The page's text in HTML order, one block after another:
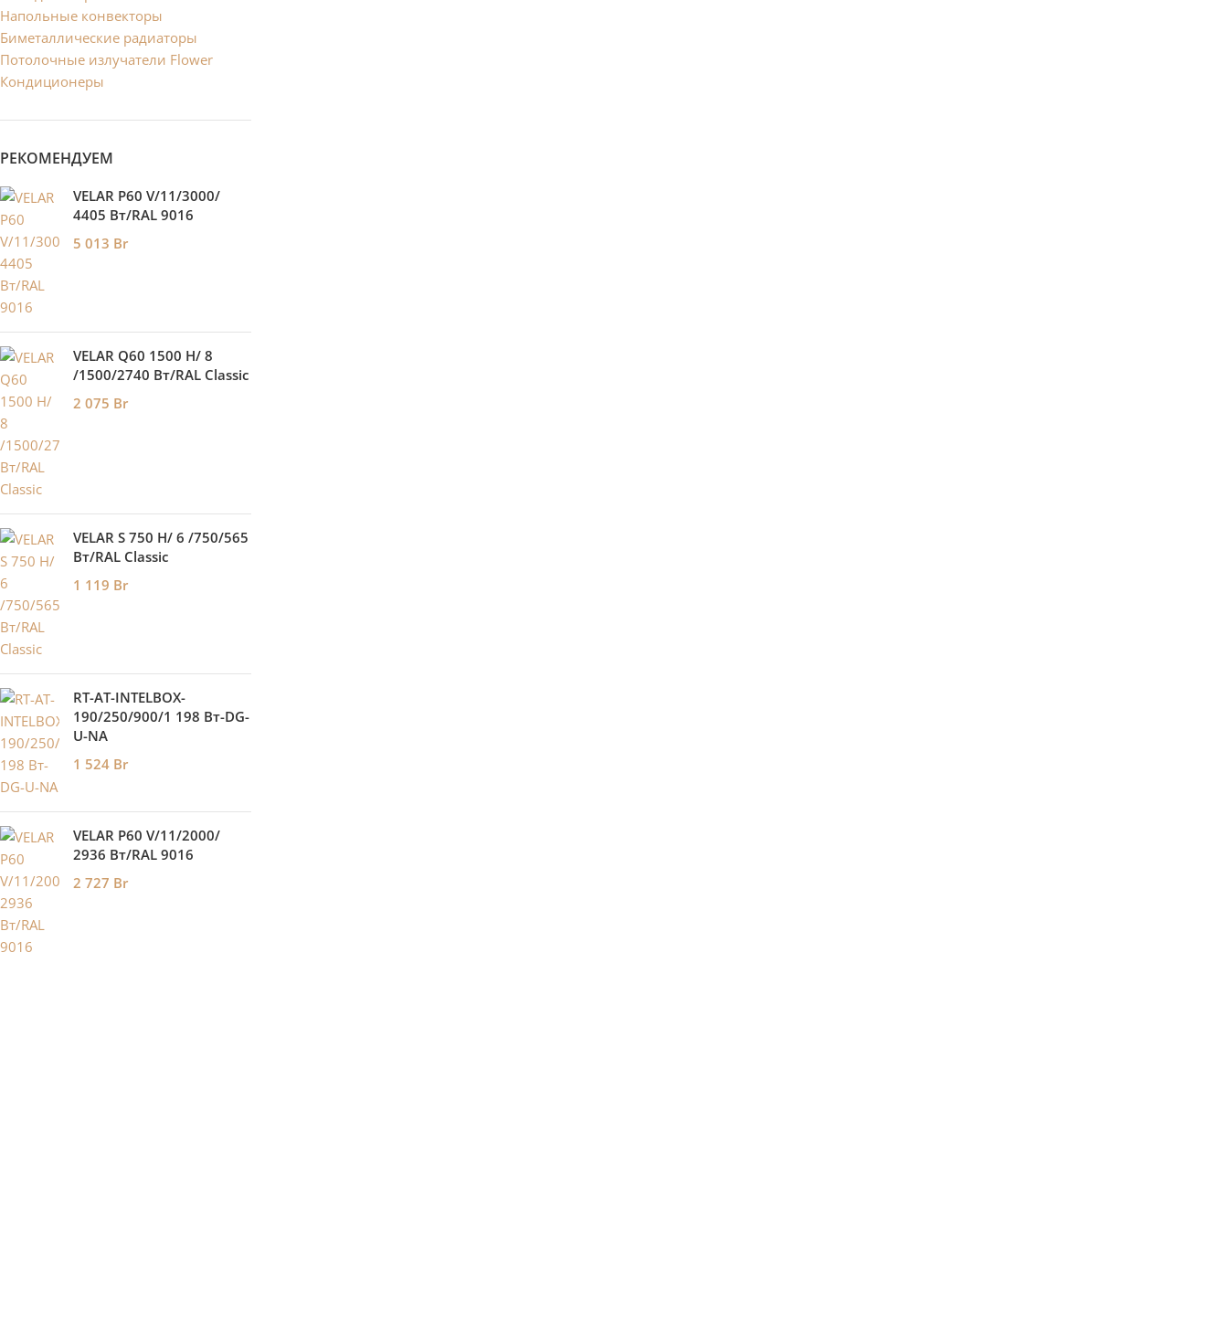
Напольные конвекторы
Биметаллические радиаторы
Потолочные излучатели Flower
Кондиционеры
РЕКОМЕНДУЕМ
VELAR P60 V/11/3000/
4405 Bт/RAL 9016
5 013 Br
VELAR Q60 1500 H/ 8
/1500/2740 Вт/RAL Classic
2 075 Br
VELAR S 750 H/ 6 /750/565
Вт/RAL Classic
1 119 Br
RT-AT-INTELBOX-
190/250/900/1 198 Вт-DG-
U-NA
1 524 Br
VELAR P60 V/11/2000/
2936 Bт/RAL 9016
2 727 Br